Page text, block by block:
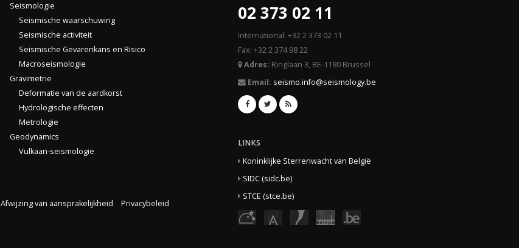
Seismologie
Seismische waarschuwing
Seismische activiteit
Seismische Gevarenkans en Risico
Macroseismologie
Gravimetrie
Deformatie van de aardkorst
Hydrologische effecten
Metrologie
Geodynamics
Vulkaan-seismologie
Afwijzing van aansprakelijkheid Privacybeleid
02 373 02 11
International: +32 2 373 02 11
Fax: +32 2 374 98 22
Adres: Ringlaan 3, BE-1180 Brussel
Email: seismo.info@seismology.be
LINKS
Koninklijke Sterrenwacht van België
SIDC (sidc.be)
STCE (stce.be)